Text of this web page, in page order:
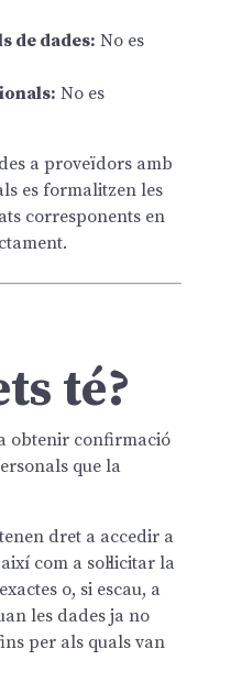
de dades: No es
No es
a proveïdors amb
es formalitzen les
corresponents en
té?
obtenir confirmació
que la
dret a accedir a
com a sol·licitar la
o, si escau, a
les dades ja no
per als quals van